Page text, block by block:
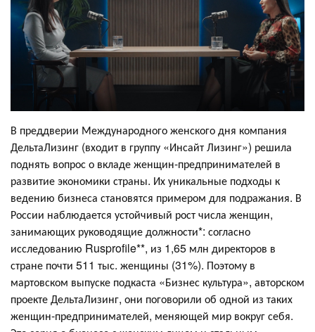
В преддверии Международного женского дня компания
ДельтаЛизинг (входит в группу «Инсайт Лизинг») решила
поднять вопрос о вкладе женщин-предпринимателей в
развитие экономики страны. Их уникальные подходы к
ведению бизнеса становятся примером для подражания. В
России наблюдается устойчивый рост числа женщин,
занимающих руководящие должности*: согласно
исследованию Rusprofile**, из 1,65 млн директоров в
стране почти 511 тыс. женщины (31%). Поэтому в
мартовском выпуске подкаста «Бизнес культура», авторском
проекте ДельтаЛизинг, они поговорили об одной из таких
женщин-предпринимателей, меняющей мир вокруг себя.